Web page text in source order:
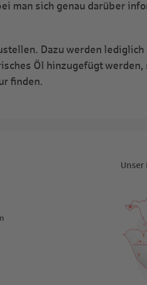
man sich genau darüber
Dazu werden
Öl hinzugefügt
finden.